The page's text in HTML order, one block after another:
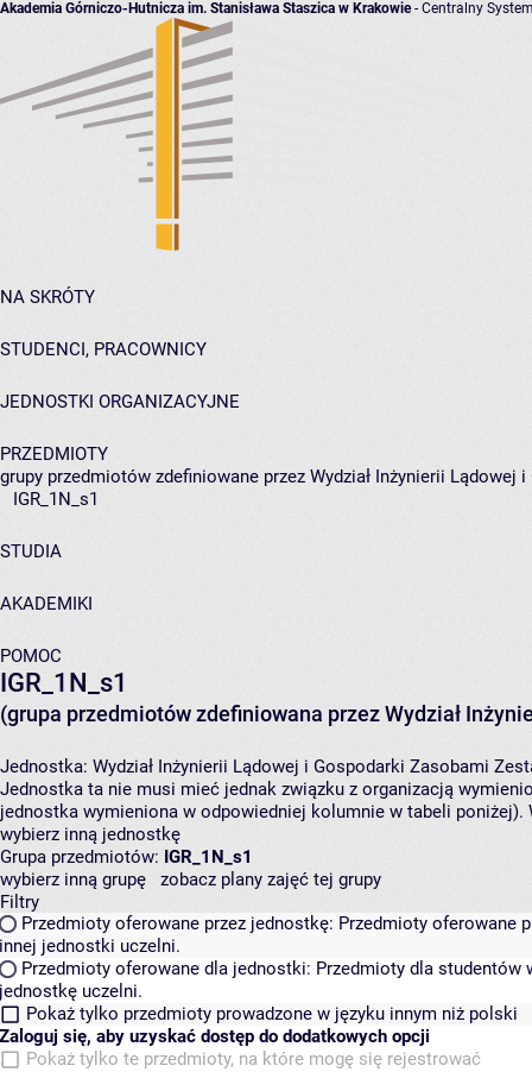
Akademia Górniczo-Hutnicza im. Stanisława Staszica w Krakowie- Centralny
NA SKRÓTY
STUDENCI, PRACOWNICY
JEDNOSTKI ORGANIZACYJNE
PRZEDMIOTY
grupy przedmiotów zdefiniowane przez Wydział Inżynierii Lądowej
IGR_1N_s1
STUDIA
AKADEMIKI
POMOC
IGR_1N_s1
(grupa przedmiotów zdefiniowana przez Wydział
Jednostka: Wydział Inżynierii Lądowej i Gospodarki Zasobami
Jednostka ta nie musi mieć jednak związku z organizacją
jednostka wymieniona w odpowiedniej kolumnie w tabeli
wybierz inną jednostkę
Grupa przedmiotów: IGR_1N_s1
wybierz inną grupę
zobacz plany zajęć tej grupy
Filtry
Przedmioty oferowane przez jednostkę: Przedmioty oferowane
innej jednostki uczelni.
Przedmioty oferowane dla jednostki: Przedmioty dla studentów
jednostkę uczelni.
Pokaż tylko przedmioty prowadzone w języku innym niż polski
Zaloguj się, aby uzyskać dostęp do dodatkowych opcji
Pokaż tylko te przedmioty, na które mogę się rejestrować